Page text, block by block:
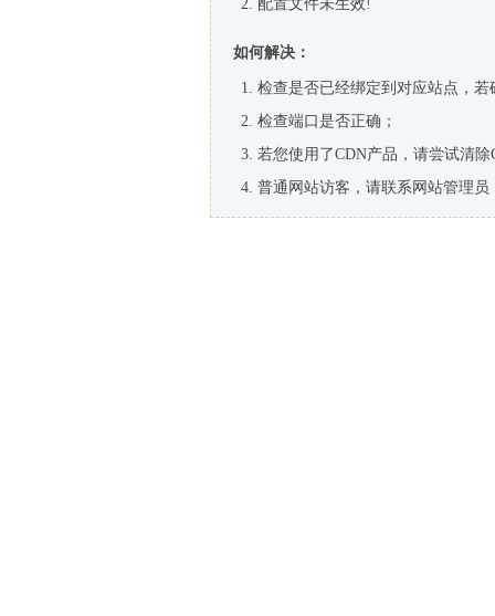
配置文件未生效!
如何解决：
检查是否已经绑定到对应站点，
检查端口是否正确；
若您使用了CDN产品，请尝试清除
普通网站访客，请联系网站管理员